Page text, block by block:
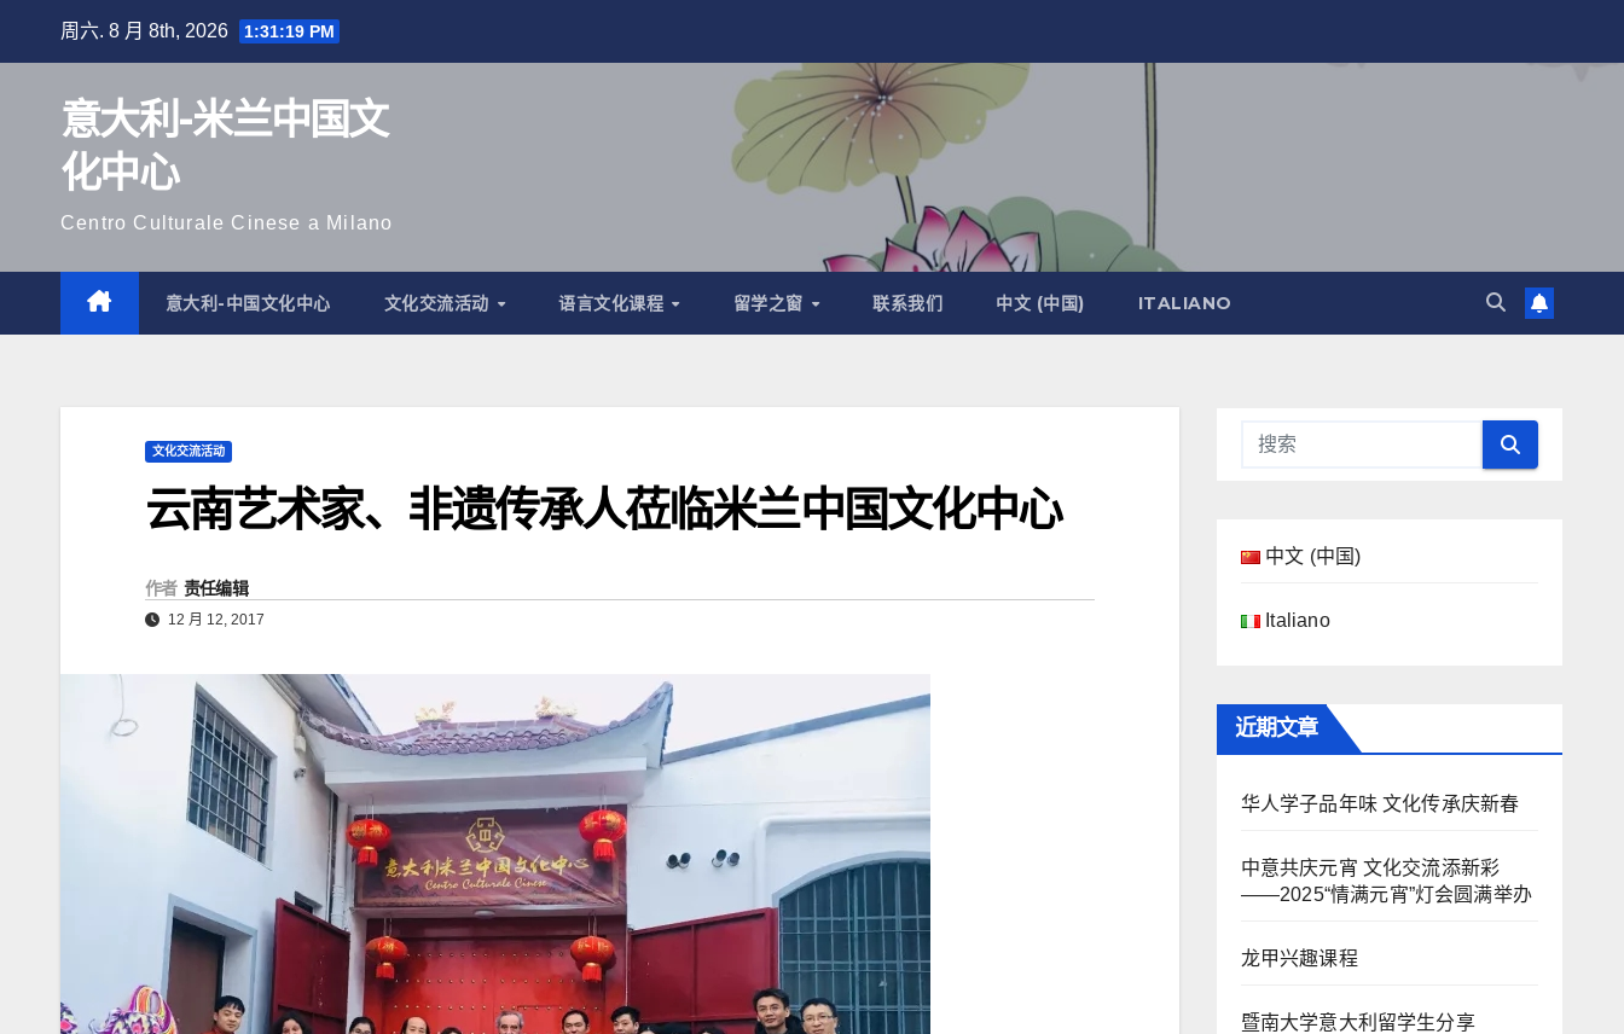
周六. 8 月 8th, 2026 1:31:21 PM
意大利-米兰中国文
化中心
Centro Culturale Cinese a Milano
意大利-中国文化中心 文化交流活动 语言文化课程 留学之窗 联系我们 中文 (中国) ITALIANO
文化交流活动
云南艺术家、非遗传承人莅临米兰中国文化中心
作者 责任编辑
12 月 12, 2017
中文 (中国)
Italiano
近期文章
华人学子品年味 文化传承庆新春
中意共庆元宵 文化交流添新彩
——2025“情满元宵”灯会圆满举办
龙甲兴趣课程
暨南大学意大利留学生分享